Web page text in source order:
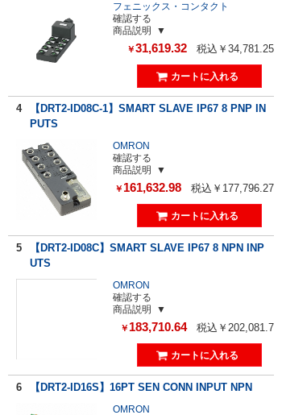
フェニックス・コンタクト
確認する
商品説明
￥31,619.32 税込￥34,781.25
4
【DRT2-ID08C-1】SMART SLAVE IP67 8 PNP IN
PUTS
OMRON
確認する
商品説明
￥ 161,632.98 税込￥177,796.27
5
【DRT2-ID08C】SMART SLAVE IP67 8 NPN INP
UTS
OMRON
確認する
商品説明
￥ 183,710.64 税込￥202,081.7
6 【DRT2-ID16S】16PT SEN CONN INPUT NPN
OMRON